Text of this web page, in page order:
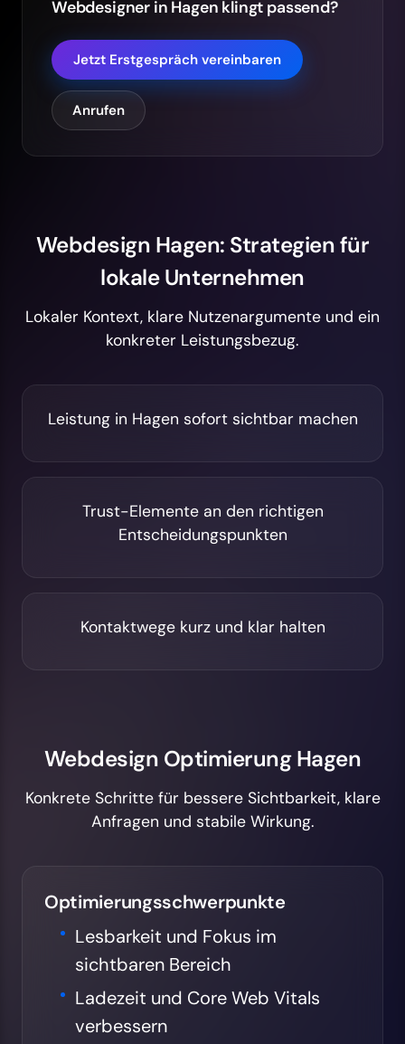
Webdesigner in Hagen klingt passend?
Jetzt Erstgespräch vereinbaren
Anrufen
Webdesign Hagen: Strategien für
lokale Unternehmen
Lokaler Kontext, klare Nutzenargumente und ein
konkreter Leistungsbezug.
Leistung in Hagen sofort sichtbar machen
Trust-Elemente an den richtigen
Entscheidungspunkten
Kontaktwege kurz und klar halten
Webdesign Optimierung Hagen
Konkrete Schritte für bessere Sichtbarkeit, klare
Anfragen und stabile Wirkung.
Optimierungsschwerpunkte
Lesbarkeit und Fokus im
sichtbaren Bereich
Ladezeit und Core Web Vitals
verbessern